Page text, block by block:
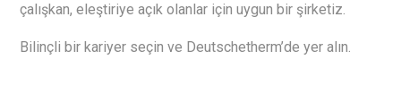
çalışkan, eleştiriye açık olanlar için uygun bir şirketiz.
Bilinçli bir kariyer seçin ve Deutschetherm’de yer alın.